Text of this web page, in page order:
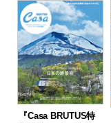
『Casa BRUTUS特